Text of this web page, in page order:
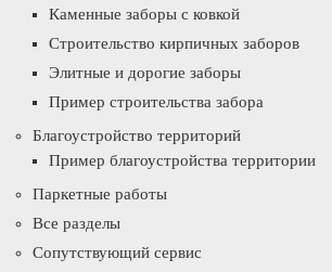
Каменные заборы с ковкой
Строительство кирпичных заборов
Элитные и дорогие заборы
Пример строительства забора
Благоустройство территорий
Пример благоустройства территории
Паркетные работы
Все разделы
Сопутствующий сервис